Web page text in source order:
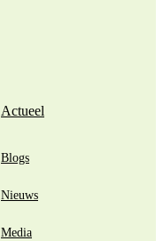
Actueel
Blogs
Nieuws
Media